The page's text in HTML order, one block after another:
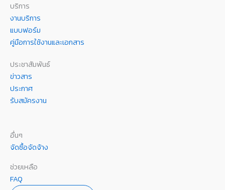
บริการ
งานบริการ
แบบฟอร์ม
คู่มือการใช้งานและเอกสาร
ประชาสัมพันธ์
ข่าวสาร
ประกาศ
รับสมัครงาน
อื่นๆ
จัดซื้อจัดจ้าง
ช่วยเหลือ
FAQ